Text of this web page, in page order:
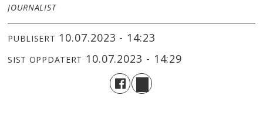
JOURNALIST
PUBLISERT 10.07.2023 - 14:23
SIST OPPDATERT 10.07.2023 - 14:29